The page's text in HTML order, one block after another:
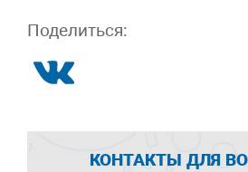
Поделиться:
КОНТАКТЫ ДЛЯ